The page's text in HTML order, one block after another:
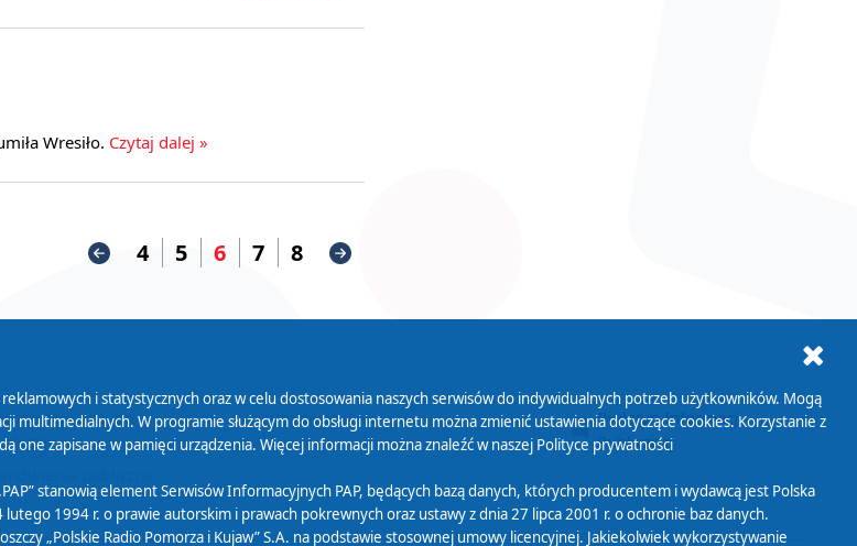
Wresiło. Czytaj dalej »
4 5 6 7 8
Pożytku
Cyfryzacja DAB+
Biuletyn Informacji
Publicznej
i statystycznych oraz w celu dostosowania naszych serwisów do indywidualnych potrzeb użytkowników. Mogą
multimedialnych. W programie służącym do obsługi internetu można zmienić ustawienia dotyczące cookies. Korzystanie z
one zapisane w pamięci urządzenia. Więcej informacji można znaleźć w naszej Polityce prywatności
stanowią element Serwisów Informacyjnych PAP, będących bazą danych, których producentem i wydawcą jest Polska
1994 r. o prawie autorskim i prawach pokrewnych oraz ustawy z dnia 27 lipca 2001 r. o ochronie baz danych.
„Polskie Radio Pomorza i Kujaw” S.A. na podstawie stosownej umowy licencyjnej. Jakiekolwiek wykorzystywanie